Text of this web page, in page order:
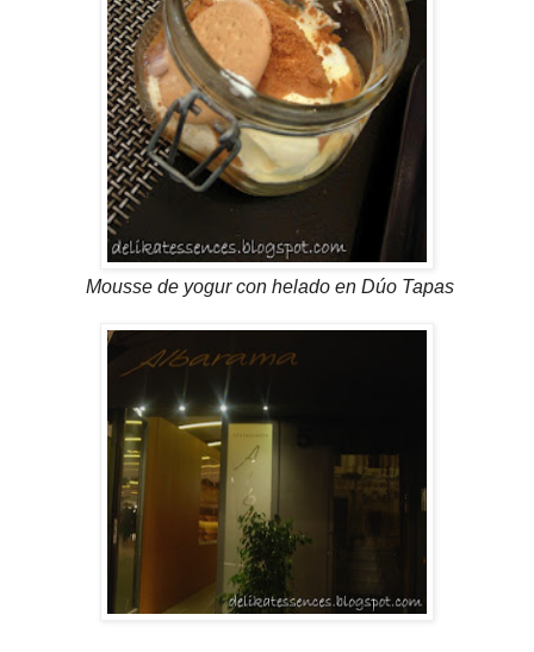
Mousse de yogur con helado en Dúo Tapas